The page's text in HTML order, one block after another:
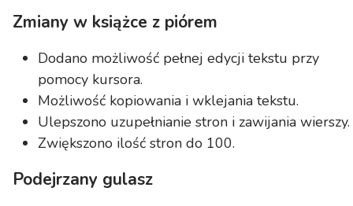
Zmiany w książce z piórem
Dodano możliwość pełnej edycji tekstu przy
pomocy kursora.
Możliwość kopiowania i wklejania tekstu.
Ulepszono uzupełnianie stron i zawijania wierszy.
Zwiększono ilość stron do 100.
Podejrzany gulasz